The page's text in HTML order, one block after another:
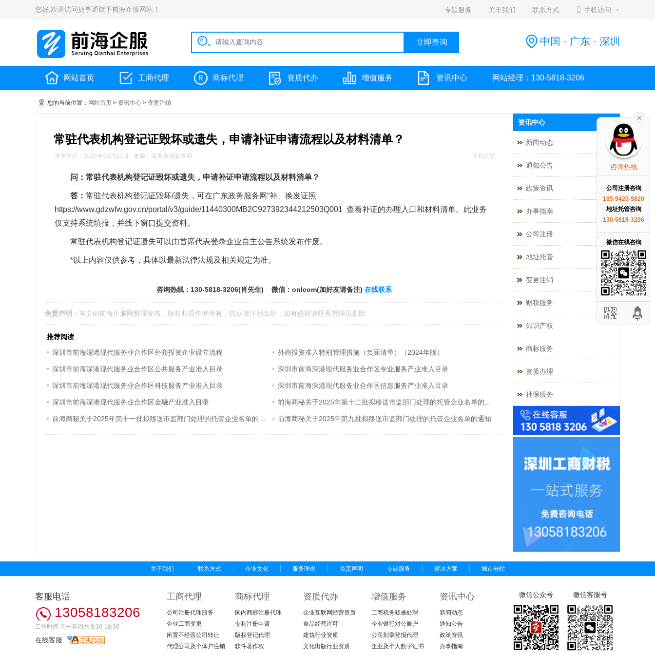
专题服务 关于我们 联系方式 手机访问
您好,欢迎访问捷事通旗下前海企服网站！
中国 · 广东 · 深圳
网站首页 工商代理 商标代理 资质代办 增值服务 资讯中心 网站经理：130-5818-3206
您的当前位置： 网站首页 > 资讯中心 > 变更注销
资讯中心
新闻动态
通知公告
政策资讯
办事指南
公司注册
地址托管
变更注销
财税服务
知识产权
商标服务
资质办理
社保服务
常驻代表机构登记证毁坏或遗失，申请补证申请流程以及材料清单？
发布时间：2025年03月27日 来源：深圳市场监管局 手机浏览
问：常驻代表机构登记证毁坏或遗失，申请补证申请流程以及材料清单？
答： 常驻代表机构登记证毁坏/遗失，可在广东政务服务网“补、换发证照
https://www.gdzwfw.gov.cn/portal/v3/guide/11440300MB2C927392344212503Q001 查看补证的办理入口和材料清单。此业务
仅支持系统填报，并线下窗口提交资料。
常驻代表机构登记证遗失可以由首席代表登录企业自主公告系统发布作废。
*以上内容仅供参考，具体以最新法律法规及相关规定为准。
咨询热线：130-5818-3206(肖先生) 微信：onlcom(加好友请备注) 在线联系
免责声明： 本文由前海企服网 整理发布，版权归原作者所有，转载请注明出处，如有侵权请联系管理员删除
推荐阅读
深圳市前海深港现代服务业合作区外商投资企业设立流程
外商投资准入特别管理措施（负面清单）（2024年版）
深圳市前海深港现代服务业合作区公共服务产业准入目录 深圳市前海深港现代服务业合作区专业服务产业准入目录
深圳市前海深港现代服务业合作区科技服务产业准入目录 深圳市前海深港现代服务业合作区信息服务产业准入目录
深圳市前海深港现代服务业合作区金融产业准入目录
前海商秘关于2025年第九批拟移送市监部门处理的托管企业名单的通知
关于我们 联系方式 企业文化 服务理念 免责声明 专题服务 解决方案 城市分站
客服电话
13058183206
工作时间 周一至周六 8:30-18:30
在线客服
工商代理
公司注册代理服务
企业工商变更
闲置不经营公司转让
代理公司及个体户注销
商标代理
国内商标注册代理
专利注册申请
版权登记代理
软件著作权
资质代办
企业互联网经营资质
食品经营许可
建筑行业资质
文化出版行业资质
增值服务
工商税务疑难处理
企业银行对公账户
公司刻章登报代理
企业及个人数字证书
资讯中心
新闻动态
通知公告
政策资讯
办事指南
微信公众号 微信客服号
咨询热线
公司注册咨询
185-9420-9820
地址托管咨询
130-5818-3206
微信在线咨询